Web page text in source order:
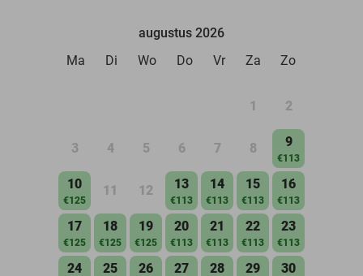
augustus 2026
Ma
Di Wo Do Vr Za Zo
1 2
3 4 5 6 7 8 9
€113
10
€125
11 12 13
€113
14
€113
15
€113
16
€113
17
€125
18
€125
19
€125
20
€113
21
€113
22
€113
23
€113
24 25 26 27 28 29 30